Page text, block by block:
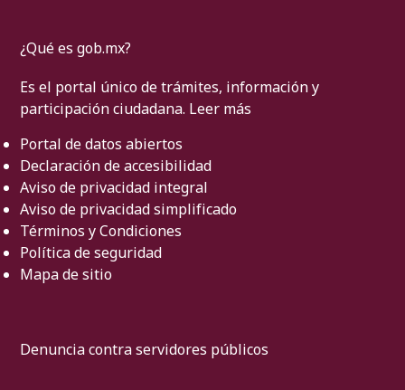
¿Qué es gob.mx?
Es el portal único de trámites, información y
participación ciudadana. Leer más
Portal de datos abiertos
Declaración de accesibilidad
Aviso de privacidad integral
Aviso de privacidad simplificado
Términos y Condiciones
Política de seguridad
Mapa de sitio
Denuncia contra servidores públicos